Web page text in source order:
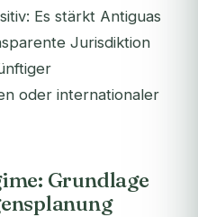
Es stärkt Antiguas
Jurisdiktion
oder internationaler
Grundlage